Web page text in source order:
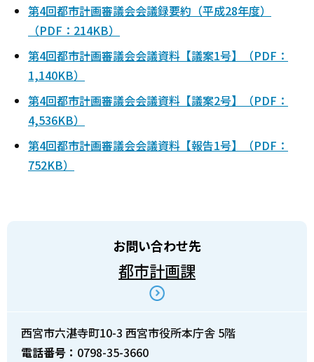
第4回都市計画審議会会議録要約（平成28年度）
（PDF：214KB）
第4回都市計画審議会会議資料【議案1号】（PDF：
1,140KB）
第4回都市計画審議会会議資料【議案2号】（PDF：
4,536KB）
第4回都市計画審議会会議資料【報告1号】（PDF：
752KB）
お問い合わせ先
都市計画課
西宮市六湛寺町10-3 西宮市役所本庁舎 5階
電話番号： 0798-35-3660